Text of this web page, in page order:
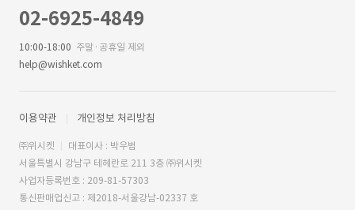
02-6925-4849
10:00-18:00 주말·공휴일 제외
help@wishket.com
이용약관 개인정보 처리방침
㈜위시켓
대표이사 : 박우범
서울특별시 강남구 테헤란로 211 3층 ㈜위시켓
사업자등록번호 : 209-81-57303
통신판매업신고 : 제2018-서울강남-02337 호